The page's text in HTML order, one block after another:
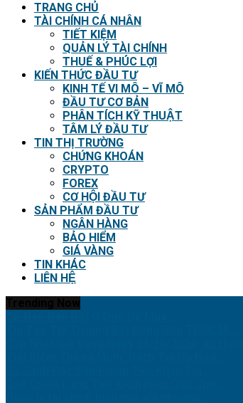
TRANG CHỦ
TÀI CHÍNH CÁ NHÂN
TIẾT KIỆM
QUẢN LÝ TÀI CHÍNH
THUẾ & PHÚC LỢI
KIẾN THỨC ĐẦU TƯ
KINH TẾ VI MÔ – VĨ MÔ
ĐẦU TƯ CƠ BẢN
PHÂN TÍCH KỸ THUẬT
TÂM LÝ ĐẦU TƯ
TIN THỊ TRƯỜNG
CHỨNG KHOÁN
CRYPTO
FOREX
CƠ HỘI ĐẦU TƯ
SẢN PHẨM ĐẦU TƯ
NGÂN HÀNG
BẢO HIỂM
GIÁ VÀNG
TIN KHÁC
LIÊN HỆ